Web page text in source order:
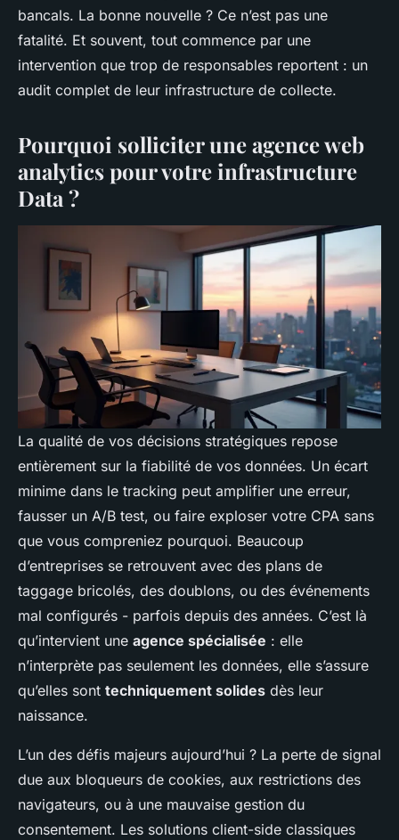
bancals. La bonne nouvelle ? Ce n’est pas une
fatalité. Et souvent, tout commence par une
intervention que trop de responsables reportent : un
audit complet de leur infrastructure de collecte.
Pourquoi solliciter une agence web
analytics pour votre infrastructure
Data ?
La qualité de vos décisions stratégiques repose
entièrement sur la fiabilité de vos données. Un écart
minime dans le tracking peut amplifier une erreur,
fausser un A/B test, ou faire exploser votre CPA sans
que vous compreniez pourquoi. Beaucoup
d’entreprises se retrouvent avec des plans de
taggage bricolés, des doublons, ou des événements
mal configurés - parfois depuis des années. C’est là
qu’intervient une agence spécialisée : elle
n’interprète pas seulement les données, elle s’assure
qu’elles sont techniquement solides dès leur
naissance.
L’un des défis majeurs aujourd’hui ? La perte de signal
due aux bloqueurs de cookies, aux restrictions des
navigateurs, ou à une mauvaise gestion du
consentement. Les solutions client-side classiques